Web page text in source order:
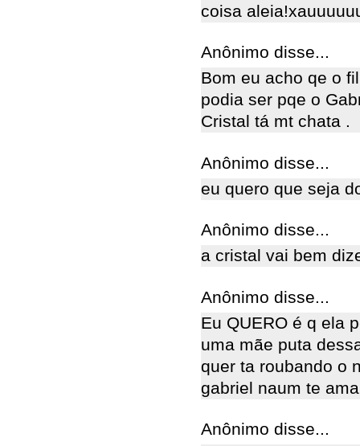
coisa
Anônimo disse...
Bom eu acho qe o
podia ser pqe o
Cristal tá mt chata .
Anônimo disse...
eu quero que seja
Anônimo disse...
a cristal vai bem
Anônimo disse...
Eu QUERO é q ela
uma mãe puta
quer ta roubando o
gabriel naum te
Anônimo disse...